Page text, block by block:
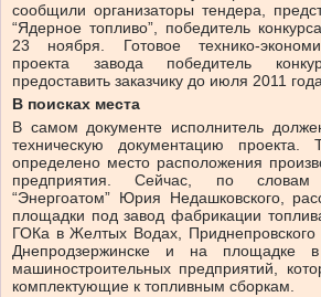
сообщили организаторы тендера,
“Ядерное топливо”, победитель
23 ноября. Готовое технико-
проекта завода победитель
предоставить заказчику до июля 2011
В поисках места
В самом документе исполнитель
техническую документацию
определено место расположения
предприятия. Сейчас, по
“Энергоатом” Юрия Недашковского,
площадки под завод фабрикации
ГОКа в Желтых Водах, Приднепровского
Днепродзержинске и на площадке
машиностроительных предприятий,
комплектующие к топливным сборкам.